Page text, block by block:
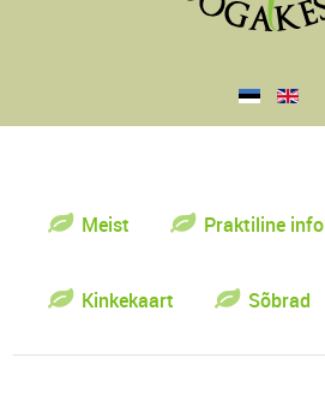
Meist Praktiline info
Kinkekaart Sõbrad